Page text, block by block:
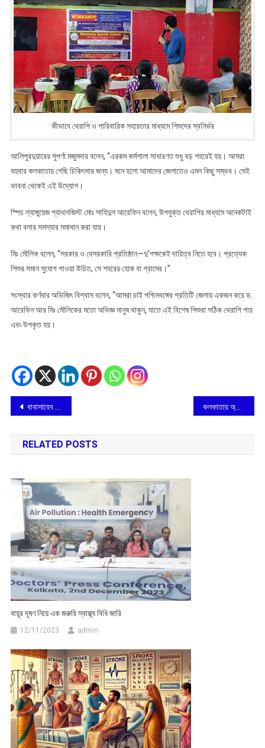
কীভাবে থেরাপি ও পারিবারিক সহায়তার মাধ্যমে শিশুদের স্বনির্ভর
আলিপুরদুয়ারের সুপর্ণা মজুমদার বলেন, “এরকম কর্মশালা সাধারণত শুধু বড় শহরেই হয়। আমরা
বহুবার কলকাতায় গেছি চিকিৎসার জন্য। মনে হলো আমাদের জেলাতেও এমন কিছু সম্ভব। সেই
ভাবনা থেকেই এই উদ্যোগ।
স্পিচ ল্যাঙ্গুয়েজ প্যাথলজিস্ট মোঃ সাহিদুল আরেফিন বলেন, উপযুক্ত থেরাপির মাধ্যমে অনেকটাই
কথা বলার সমস্যার সমাধান করা যায়।
মিঃ মৌলিক বলেন, “সরকার ও বেসরকারি প্রতিষ্ঠান—দু’পক্ষকেই দায়িত্ব নিতে হবে। প্রত্যেক
শিশুর সমান সুযোগ পাওয়া উচিত, সে শহরের হোক বা গ্রামের।”
সংস্থার কর্ণধার অভিজিৎ বিশ্বাস বলেন, “আমরা চাই পশ্চিমবঙ্গের প্রতিটি জেলায় একজন করে ড.
আরেফিন আর মিঃ মৌলিকের মতো অভিজ্ঞ মানুষ থাকুন, যাতে এই বিশেষ শিশুরা সঠিক থেরাপি পায়
এবং উপকৃত হয়।
Post
navigation
বাবাসাহেব আম্বেদকরের আদর্শে বীরভূমের পিছিয়ে পড়া স্কুলকে আর্থিক অনুদান কলকাতায় অ্যাসিড সারভাইভার লক্ষ্মী আগরওয়াল শোনালেন কঠিন সময়েও ঘুরে দাঁড়ানোর জীবনগাথা
RELATED POSTS
বায়ূর দূষণ নিয়ে এক জরুরি স্বাস্থ্য বিধি জারি
12/11/2023 admin